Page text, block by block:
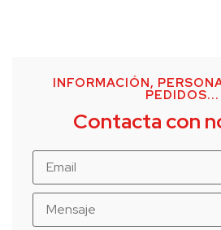
INFORMACIÓN,
PEDIDOS...
Contacta con